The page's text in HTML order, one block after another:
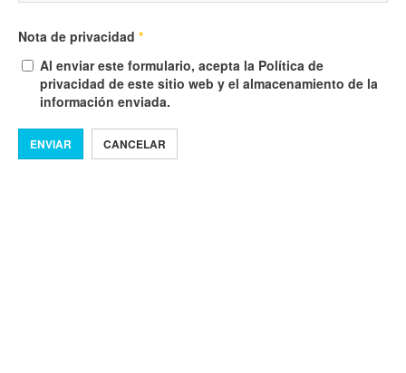
Nota de privacidad *
Al enviar este formulario, acepta la Política de
privacidad de este sitio web y el almacenamiento de la
información enviada.
ENVIAR CANCELAR